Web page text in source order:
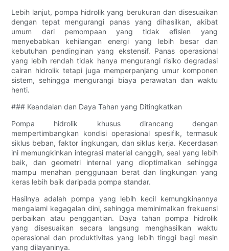
Lebih lanjut, pompa hidrolik yang berukuran dan disesuaikan
dengan tepat mengurangi panas yang dihasilkan, akibat
umum dari pemompaan yang tidak efisien yang
menyebabkan kehilangan energi yang lebih besar dan
kebutuhan pendinginan yang ekstensif. Panas operasional
yang lebih rendah tidak hanya mengurangi risiko degradasi
cairan hidrolik tetapi juga memperpanjang umur komponen
sistem, sehingga mengurangi biaya perawatan dan waktu
henti.
### Keandalan dan Daya Tahan yang Ditingkatkan
Pompa hidrolik khusus dirancang dengan
mempertimbangkan kondisi operasional spesifik, termasuk
siklus beban, faktor lingkungan, dan siklus kerja. Kecerdasan
ini memungkinkan integrasi material canggih, seal yang lebih
baik, dan geometri internal yang dioptimalkan sehingga
mampu menahan penggunaan berat dan lingkungan yang
keras lebih baik daripada pompa standar.
Hasilnya adalah pompa yang lebih kecil kemungkinannya
mengalami kegagalan dini, sehingga meminimalkan frekuensi
perbaikan atau penggantian. Daya tahan pompa hidrolik
yang disesuaikan secara langsung menghasilkan waktu
operasional dan produktivitas yang lebih tinggi bagi mesin
yang dilayaninya.